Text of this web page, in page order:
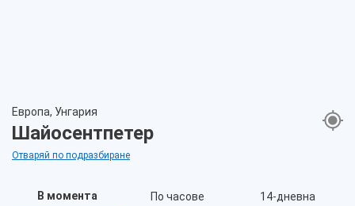
Европа, Унгария
Шайосентпетер
Отваряй по подразбиране
В момента По часове 14-дневна